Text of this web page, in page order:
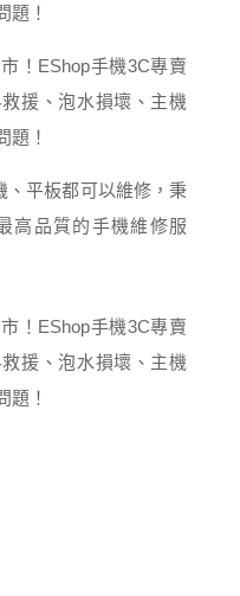
、平板都可以維修，秉
高品質的手機維修服